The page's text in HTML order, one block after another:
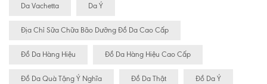
Da Vachetta Da Ý
Địa Chỉ Sữa Chữa Bão Dưỡng Đồ Da Cao Cấp
Đồ Da Hàng Hiệu Đồ Da Hàng Hiệu Cao Cấp
Đồ Da Quà Tặng Ý Nghĩa Đồ Da Thật Đồ Da Ý